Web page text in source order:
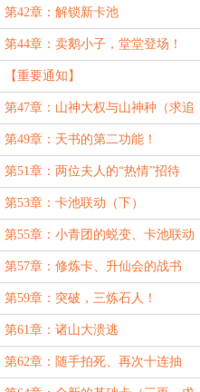
第42章：解锁新卡池
第44章：卖鹅小子，堂堂登场！
【重要通知】
第47章：山神大权与山神种（求追
读）
第49章：天书的第二功能！
第51章：两位夫人的“热情”招待
第53章：卡池联动（下）
第55章：小青团的蜕变、卡池联动
的效果
第57章：修炼卡、升仙会的战书
第59章：突破，三炼石人！
第61章：诸山大溃逃
第62章：随手拍死、再次十连抽